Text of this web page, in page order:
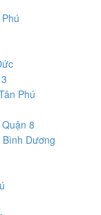
Phú
8
Dương